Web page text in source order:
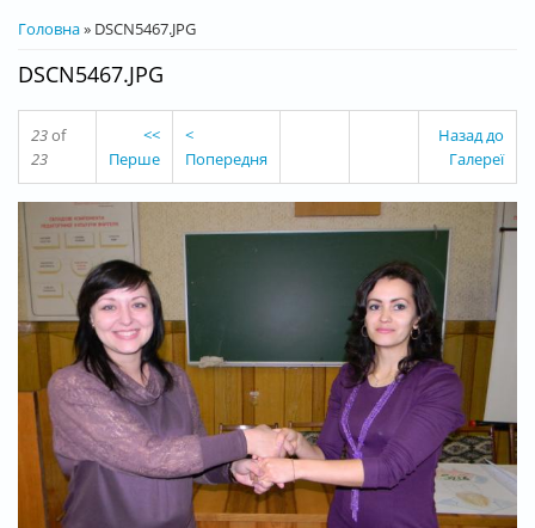
ВИ Є ТУТ
Головна» DSCN5467.JPG
DSCN5467.JPG
23of
23
<<
Перше
<
Попередня
Назад до
Галереї